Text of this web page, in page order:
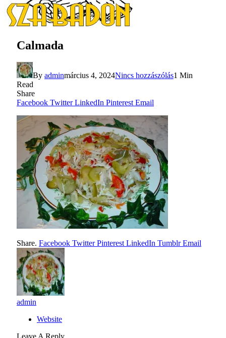
Calmada
By adminmárcius 4, 2024Nincs hozzászólás1 Min
Read
Share
Facebook Twitter LinkedIn Pinterest Email
Share. Facebook Twitter Pinterest LinkedIn Tumblr Email
admin
Website